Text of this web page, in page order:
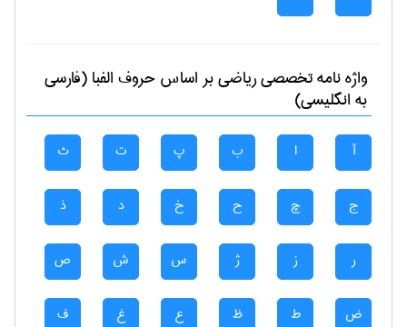
واژه نامه تخصصیرياضیبر اساس حروف الفبا (فارسی
به انگلیسی)
آ ا ب پ ت ث
ج چ ح خ د ذ
ر ز ژ س ش ص
ض ط ظ ع غ ف